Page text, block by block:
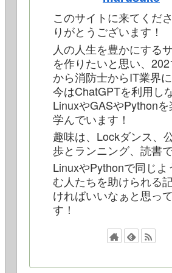
このサイトに来てくだ
りがとうございます！
人の人生を豊かにする
を作りたいと思い、
から消防士からIT業界に
今はChatGPTを利用し
LinuxやGASやPythonを
学んでいます！
趣味は、Lockダンス、
歩とランニング、読書
LinuxやPythonで同じよ
む人たちを助けられる
ければいいなぁと思っ
す！